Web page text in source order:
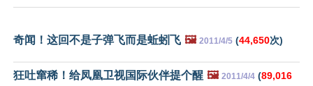
奇闻！这回不是子弹飞而是蚯蚓飞 🖼️ 2011/4/5 (44,650次)
狂吐窜稀！给凤凰卫视国际伙伴提个醒 🖼️ 2011/4/4 (89,016